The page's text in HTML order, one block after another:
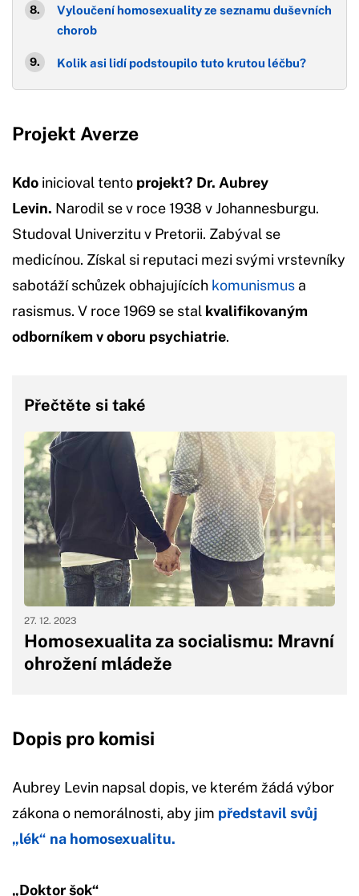
Vyloučení homosexuality ze seznamu duševních
chorob
Kolik asi lidí podstoupilo tuto krutou léčbu?
Projekt Averze
Kdo inicioval tento projekt? Dr. Aubrey
Levin. Narodil se v roce 1938 v Johannesburgu.
Studoval Univerzitu v Pretorii. Zabýval se
medicínou. Získal si reputaci mezi svými vrstevníky
sabotáží schůzek obhajujících komunismus a
rasismus. V roce 1969 se stal kvalifikovaným
odborníkem v oboru psychiatrie.
Přečtěte si také
Homosexualita za socialismu: Mravní
ohrožení mládeže
27. 12. 2023
Dopis pro komisi
Aubrey Levin napsal dopis, ve kterém žádá výbor
zákona o nemorálnosti, aby jim představil svůj
„lék“ na homosexualitu.
„Doktor šok“